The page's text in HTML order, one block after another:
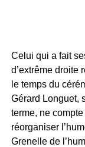
Celui qui a fait
d’extrême droite
le temps du
Gérard Longuet,
terme, ne
réorganiser
Grenelle de